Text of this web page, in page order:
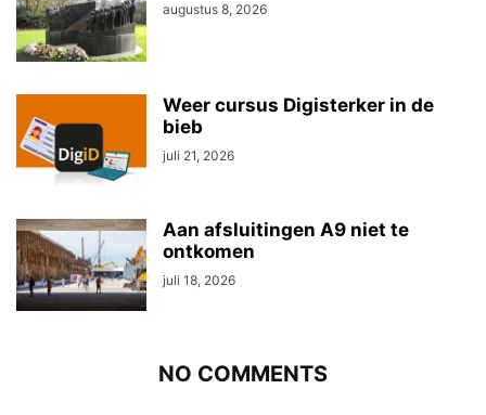
augustus 8, 2026
Weer cursus Digisterker in de
bieb
juli 21, 2026
Aan afsluitingen A9 niet te
ontkomen
juli 18, 2026
NO COMMENTS